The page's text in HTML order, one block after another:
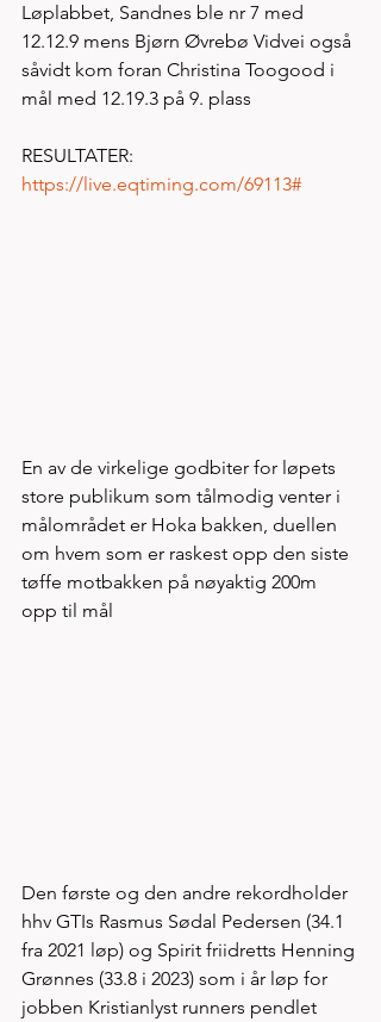
Løplabbet, Sandnes ble nr 7 med
12.12.9 mens Bjørn Øvrebø Vidvei også
såvidt kom foran Christina Toogood i
mål med 12.19.3 på 9. plass
RESULTATER:
https://live.eqtiming.com/69113#
En av de virkelige godbiter for løpets
store publikum som tålmodig venter i
målområdet er Hoka bakken, duellen
om hvem som er raskest opp den siste
tøffe motbakken på nøyaktig 200m
opp til mål
Den første og den andre rekordholder
hhv GTIs Rasmus Sødal Pedersen (34.1
fra 2021 løp) og Spirit friidretts Henning
Grønnes (33.8 i 2023) som i år løp for
jobben Kristianlyst runners pendlet